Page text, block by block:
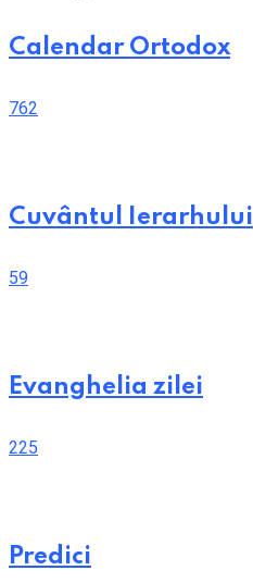
Calendar Ortodox
762
Cuvântul Ierarhului
59
Evanghelia zilei
225
Predici